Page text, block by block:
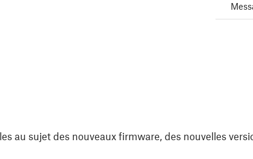
au sujet des nouveaux firmware, des nouvelles